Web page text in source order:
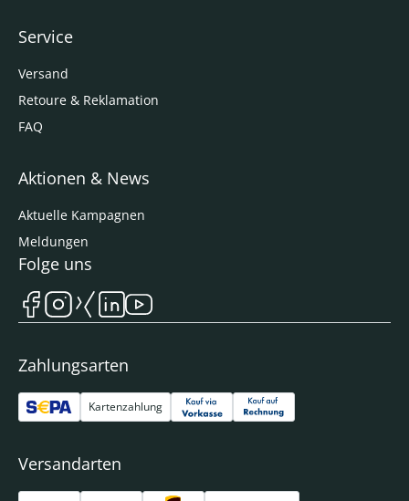
Service
Versand
Retoure & Reklamation
FAQ
Aktionen & News
Aktuelle Kampagnen
Meldungen
Zahlungsarten
Kartenzahlung
Versandarten
Folge uns